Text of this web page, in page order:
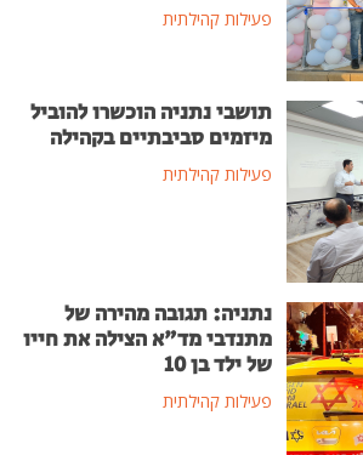
פעילות קהילתית
תושבי נתניה הוכשרו להוביל
מיזמים סביבתיים בקהילה
פעילות קהילתית
נתניה: תגובה מהירה של
מתנדבי מד"א הצילה את חייו
של ילד בן 10
פעילות קהילתית